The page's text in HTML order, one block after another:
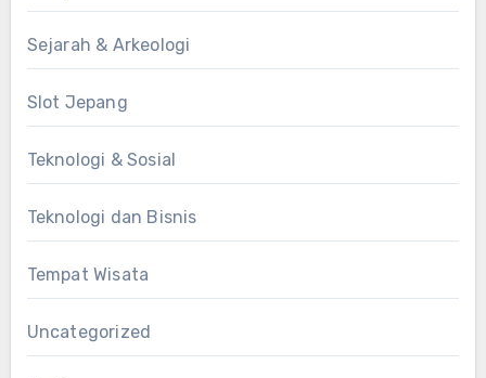
Sejarah & Arkeologi
Slot Jepang
Teknologi & Sosial
Teknologi dan Bisnis
Tempat Wisata
Uncategorized